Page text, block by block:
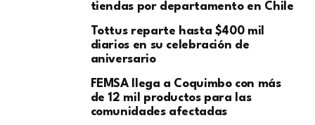
tiendas por departamento en Chile
Tottus reparte hasta $400 mil
diarios en su celebración de
aniversario
FEMSA llega a Coquimbo con más
de 12 mil productos para las
comunidades afectadas